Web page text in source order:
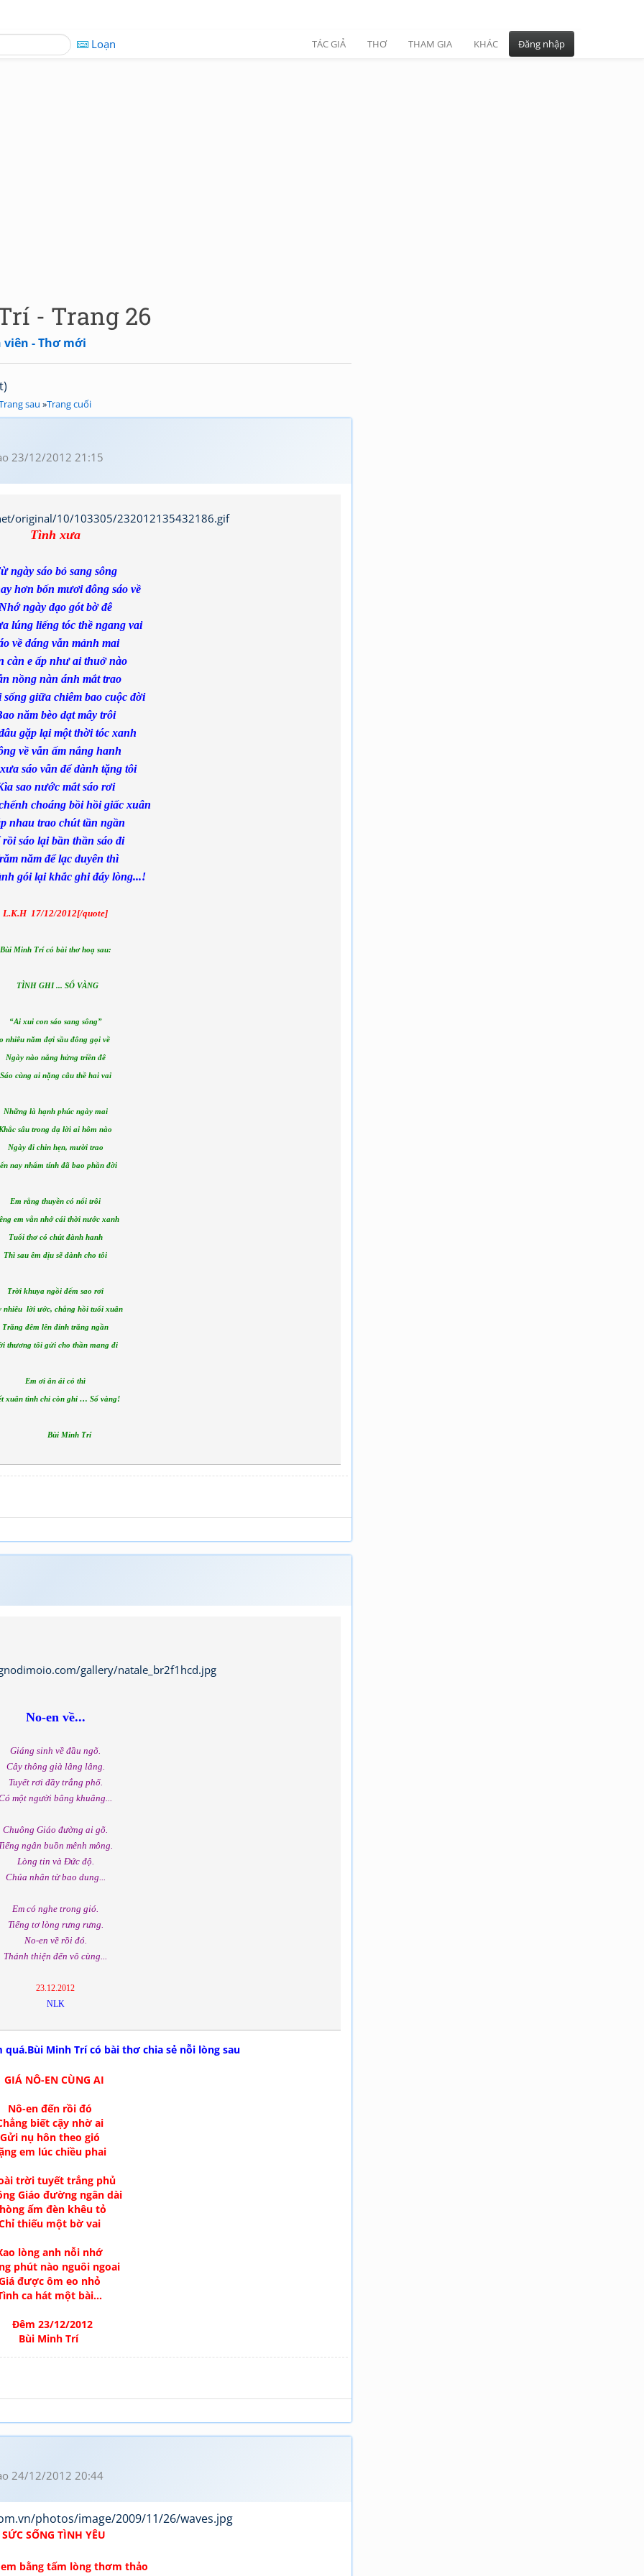
Loạn TÁC GIẢ THƠ THAM GIA KHÁC Đăng nhập
- Trang 26
- Thơ mới
sau »Trang cuối
23/12/2012 21:15
Tình xưa
ngày sáo bỏ sang sông
hơn bốn m­ươi đông sáo về
Nhớ ngày dạo gót bờ đê
lúng liếng tóc thề ngang vai
về dáng vẫn mảnh mai
càn e ấp nh­ư ai thuở nào
nồng nàn ánh mắt trao
sống giữa chiêm bao cuộc đời
năm bèo dạt mây trôi
gặp lại một thời tóc xanh
về vẫn ấm nắng hanh
sáo vẫn để dành tặng tôi
sao n­ước mắt sáo rơi
choáng bồi hồi giấc xuân
nhau trao chút tần ngần
sáo lại bần thần sáo đi
năm để lạc duyên thì
gói lại khắc ghi đáy lòng...!
L.K.H 17/12/2012[/quote]
Bùi Minh Trí có bài thơ hoạ sau:
TÌNH GHI ... SỔ VÀNG
“Ai xui con sáo sang sông”
nhiêu năm đợi sầu đông gọi về
Ngày nào nắng hửng triền đê
Sáo cùng ai nặng câu thề hai vai
Những là hạnh phúc ngày mai
Khắc sâu trong dạ lời ai hôm nào
Ngày đi chin hẹn, mười trao
nay nhẩm tính đã bao phần đời
Em rằng thuyền có nổi trôi
em vẫn nhớ cái thời nước xanh
Tuổi thơ có chút đành hanh
Thì sau êm dịu sẽ dành cho tôi
Trời khuya ngồi đếm sao rơi
nhiêu lời ước, chẳng hồi tuổi xuân
Trăng đêm lên đỉnh trăng ngần
thương tôi gửi cho thần mang đi
Em ơi ân ái có thì
xuân tình chỉ còn ghi … Sổ vàng!
Bùi Minh Trí
No-en về...
Giáng sinh về đầu ngõ.
Cây thông già lâng lâng.
Tuyết rơi đầy trắng phố.
một người bâng khuâng...
Chuông Giáo đường ai gõ.
ngân buồn mênh mông.
Lòng tin và Đức độ.
Chúa nhân từ bao dung...
Em có nghe trong gió.
Tiếng tơ lòng rưng rưng.
No-en về rồi đó.
Thánh thiện đến vô cùng...
23.12.2012
NLK
Minh Trí có bài thơ chia sẻ nỗi lòng sau
GIÁ NÔ-EN CÙNG AI
Nô-en đến rồi đó
biết cậy nhờ ai
Gửi nụ hôn theo gió
em lúc chiều phai
trời tuyết trắng phủ
Giáo đường ngân dài
ấm đèn khêu tỏ
thiếu một bờ vai
lòng anh nỗi nhớ
phút nào nguôi ngoai
được ôm eo nhỏ
ca hát một bài...
Đêm 23/12/2012
Bùi Minh Trí
24/12/2012 20:44
SỨC SỐNG TÌNH YÊU
bằng tấm lòng thơm thảo